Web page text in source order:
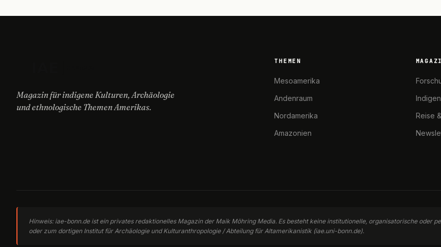
Magazin für indigene Kulturen, Archäologie
und ethnologische Themen Amerikas.
THEMEN
Mesoamerika
Andenraum
Nordamerika
Amazonien
Reise
Hinweis: iae-bonn.de ist ein privates redaktionelles Magazin der Maik Möhring Media. Es besteht keine institutionelle, organisatorische oder
oder zum dortigen Institut für Archäologie und Kulturanthropologie / Abteilung für Altamerikanistik (iae.uni-bonn.de).